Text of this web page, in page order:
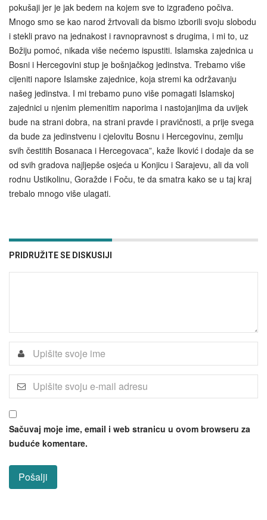
pokušaji jer je jak bedem na kojem sve to izgrađeno počiva.
Mnogo smo se kao narod žrtvovali da bismo izborili svoju slobodu
i stekli pravo na jednakost i ravnopravnost s drugima, i mi to, uz
Božiju pomoć, nikada više nećemo ispustiti. Islamska zajednica u
Bosni i Hercegovini stup je bošnjačkog jedinstva. Trebamo više
cijeniti napore Islamske zajednice, koja stremi ka održavanju
našeg jedinstva. I mi trebamo puno više pomagati Islamskoj
zajednici u njenim plemenitim naporima i nastojanjima da uvijek
bude na strani dobra, na strani pravde i pravičnosti, a prije svega
da bude za jedinstvenu i cjelovitu Bosnu i Hercegovinu, zemlju
svih čestitih Bosanaca i Hercegovaca”, kaže Iković i dodaje da se
od svih gradova najljepše osjeća u Konjicu i Sarajevu, ali da voli
rodnu Ustikolinu, Goražde i Foču, te da smatra kako se u taj kraj
trebalo mnogo više ulagati.
PRIDRUŽITE SE DISKUSIJI
Sačuvaj moje ime, email i web stranicu u ovom browseru za
buduće komentare.